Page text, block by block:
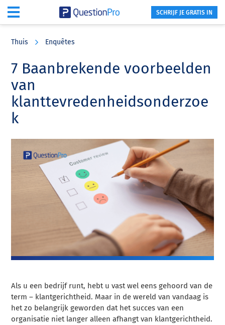
content
sidebar
SCHRIJF JE GRATIS IN
Thuis Enquêtes
7 Baanbrekende voorbeelden
van
klanttevredenheidsonderzoe
k
Als u een bedrijf runt, hebt u vast wel eens gehoord van de
term – klantgerichtheid. Maar in de wereld van vandaag is
het zo belangrijk geworden dat het succes van een
organisatie niet langer alleen afhangt van klantgerichtheid.